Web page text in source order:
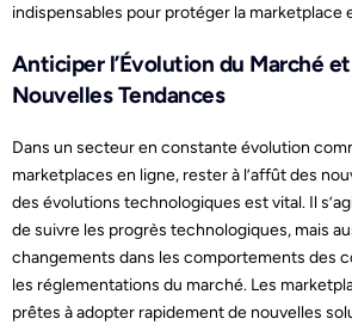
indispensables pour protéger la marketplace
Anticiper l’Évolution du Marché et
Nouvelles Tendances
Dans un secteur en constante évolution
marketplaces en ligne, rester à l’affût des
des évolutions technologiques est vital. Il
de suivre les progrès technologiques, mais
changements dans les comportements des
les réglementations du marché. Les
prêtes à adopter rapidement de nouvelles